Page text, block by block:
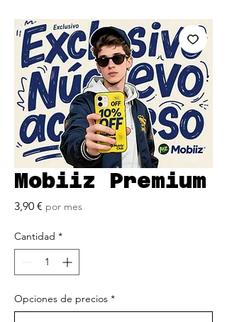
Mobiiz Premium
3,90 € Precio
por mes
Cantidad *
Opciones de precios *